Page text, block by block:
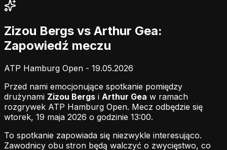
Zizou Bergs vs Arthur Gea:
Zapowiedź meczu
ATP Hamburg Open - 19.05.2026
Przed nami emocjonujące spotkanie pomiędzy
drużynami Zizou Bergs i Arthur Gea w ramach
rozgrywek ATP Hamburg Open. Mecz odbędzie się
wtorek, 19 maja 2026 o godzinie 13:00.
To spotkanie zapowiada się niezwykle interesująco.
Zawodnicy obu stron będą walczyć o zwycięstwo, co